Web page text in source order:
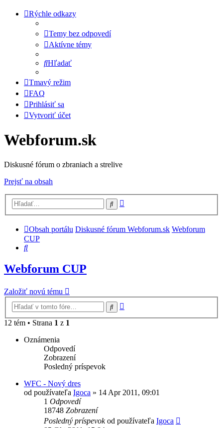
Rýchle odkazy
Temy bez odpovedí
Aktívne témy
Hľadať
Tmavý režim
FAQ
Prihlásiť sa
Vytvoriť účet
Webforum.sk
Diskusné fórum o zbraniach a strelive
Prejsť na obsah
Hľadať
Obsah portálu Diskusné fórum Webforum.sk Webforum
CUP
Hľadať
Webforum CUP
Založiť novú tému
Hľadať
12 tém • Strana 1 z 1
Oznámenia
Odpovedí
Zobrazení
Posledný príspevok
WFC - Nový dres
od používateľa Igoca » 14 Apr 2011, 09:01
1 Odpovedí
18748 Zobrazení
Posledný príspevokod používateľa Igoca